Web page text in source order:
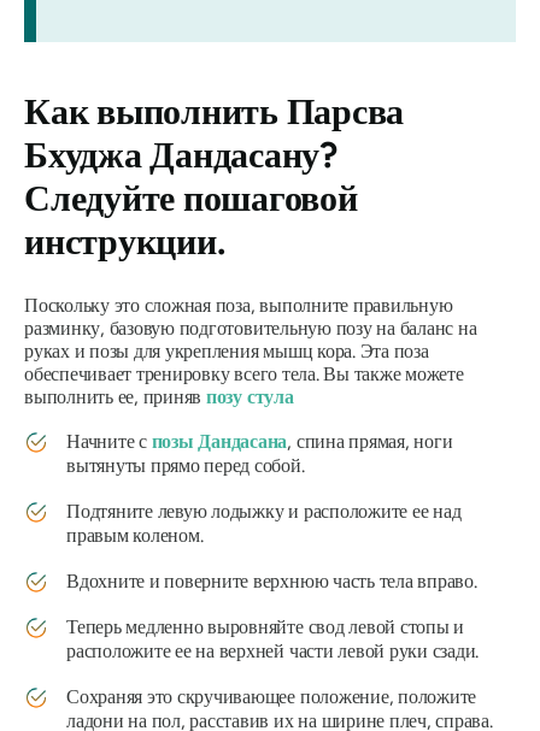
Как выполнить Парсва
Бхуджа Дандасану?
Следуйте пошаговой
инструкции.
Поскольку это сложная поза, выполните правильную
разминку, базовую подготовительную позу на баланс на
руках и позы для укрепления мышц кора. Эта поза
обеспечивает тренировку всего тела. Вы также можете
выполнить ее, приняв позу стула
Начните с позы Дандасана, спина прямая, ноги
вытянуты прямо перед собой.
Подтяните левую лодыжку и расположите ее над
правым коленом.
Вдохните и поверните верхнюю часть тела вправо.
Теперь медленно выровняйте свод левой стопы и
расположите ее на верхней части левой руки сзади.
Сохраняя это скручивающее положение, положите
ладони на пол, расставив их на ширине плеч, справа.